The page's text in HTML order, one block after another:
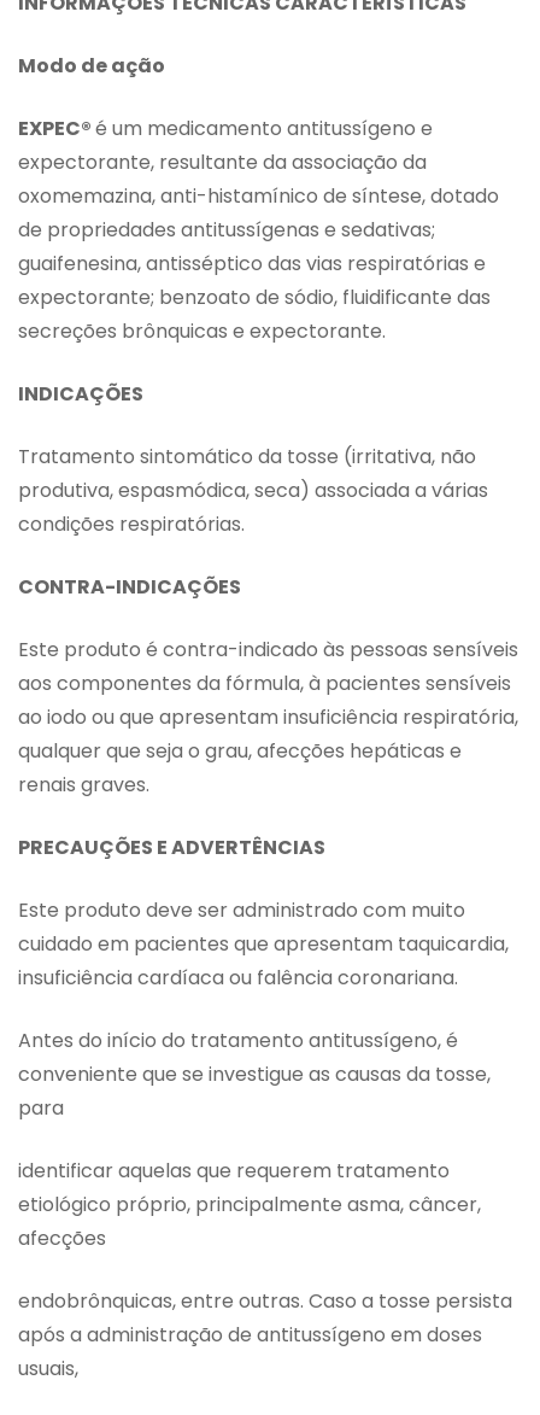
Modo de ação
EXPEC®é um medicamento antitussígeno e
expectorante, resultante da associação da
oxomemazina, anti-histamínico de síntese, dotado
de propriedades antitussígenas e sedativas;
guaifenesina, antisséptico das vias respiratórias e
expectorante; benzoato de sódio, fluidificante das
secreções brônquicas e expectorante.
INDICAÇÕES
Tratamento sintomático da tosse (irritativa, não
produtiva, espasmódica, seca) associada a várias
condições respiratórias.
CONTRA-INDICAÇÕES
Este produto é contra-indicado às pessoas sensíveis
aos componentes da fórmula, à pacientes sensíveis
ao iodo ou que apresentam insuficiência respiratória,
qualquer que seja o grau, afecções hepáticas e
renais graves.
PRECAUÇÕES E ADVERTÊNCIAS
Este produto deve ser administrado com muito
cuidado em pacientes que apresentam taquicardia,
insuficiência cardíaca ou falência coronariana.
Antes do início do tratamento antitussígeno, é
conveniente que se investigue as causas da tosse,
para
identificar aquelas que requerem tratamento
etiológico próprio, principalmente asma, câncer,
afecções
endobrônquicas, entre outras. Caso a tosse persista
após a administração de antitussígeno em doses
usuais,